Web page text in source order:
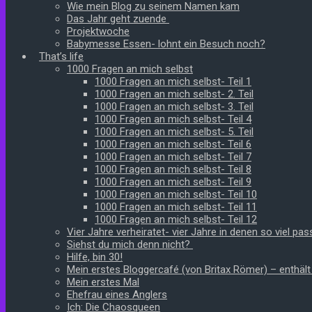
Wie mein Blog zu seinem Namen kam
Das Jahr geht zuende
Projektwoche
Babymesse Essen- lohnt ein Besuch noch?
That’s life
1000 Fragen an mich selbst
1000 Fragen an mich selbst- Teil 1
1000 Fragen an mich selbst- 2. Teil
1000 Fragen an mich selbst- 3. Teil
1000 Fragen an mich selbst- Teil 4
1000 Fragen an mich selbst- 5. Teil
1000 Fragen an mich selbst- Teil 6
1000 Fragen an mich selbst- Teil 7
1000 Fragen an mich selbst- Teil 8
1000 Fragen an mich selbst- Teil 9
1000 Fragen an mich selbst- Teil 10
1000 Fragen an mich selbst- Teil 11
1000 Fragen an mich selbst- Teil 12
Vier Jahre verheiratet- vier Jahre in denen so viel
Siehst du mich denn nicht?
Hilfe, bin 30!
Mein erstes Bloggercafé (von Britax Römer) – enthält
Mein erstes Mal
Ehefrau eines Anglers
Ich: Die Chaosqueen